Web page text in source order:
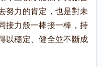
努力的肯定，也是對未
接力般一棒接一棒，持
以穩定、健全並不斷成